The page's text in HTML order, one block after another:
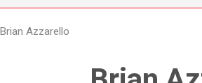
Brian Azzarello